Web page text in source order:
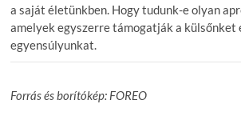
a saját életünkben. Hogy tudunk-e olyan
amelyek egyszerre támogatják a külsőnket
egyensúlyunkat.
Forrás és borítókép: FOREO